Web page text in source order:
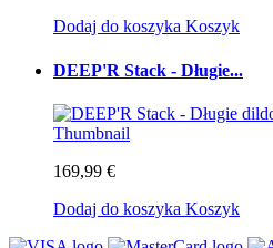
Dodaj do koszyka Koszyk
DEEP'R Stack - Długie...
169,99 €
Dodaj do koszyka Koszyk